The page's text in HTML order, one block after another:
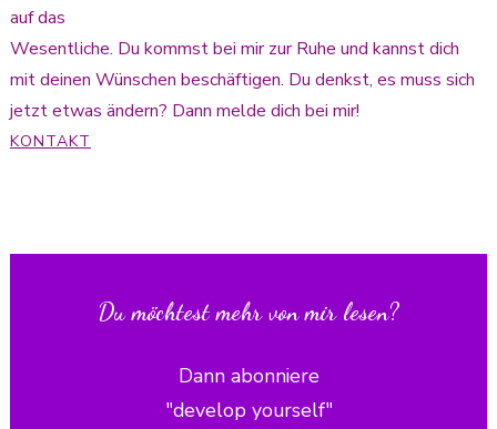
auf das
Wesentliche. Du kommst bei mir zur Ruhe und kannst dich
mit deinen Wünschen beschäftigen. Du denkst, es muss sich
jetzt etwas ändern? Dann melde dich bei mir!
KONTAKT
Du möchtest mehr von mir lesen?
Dann abonniere
"develop yourself"